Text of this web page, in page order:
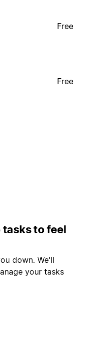
Free
Free
tasks to feel
down. We'll
your tasks